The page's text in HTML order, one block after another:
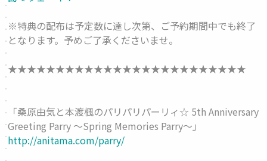
※特典の配布は予定数に達し次第、ご予約期間中でも終了
となります。予めご了承くださいませ。
★★★★★★★★★★★★★★★★★★★★★★★★★
「桑原由気と本渡楓のパリパリパーリィ☆ 5th Anniversary
Greeting Parry ～Spring Memories Parry～」
http://anitama.com/parry/